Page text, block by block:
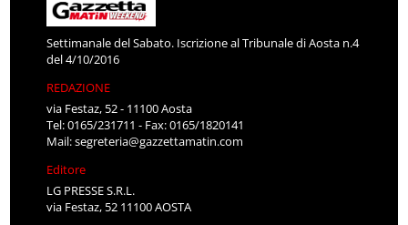
Settimanale del Sabato. Iscrizione al Tribunale di Aosta n.4
del 4/10/2016
REDAZIONE
via Festaz, 52 - 11100 Aosta
Tel: 0165/231711 - Fax: 0165/1820141
Mail:segreteria@gazzettamatin.com
Editore
LG PRESSE S.R.L.
via Festaz, 52 11100 AOSTA